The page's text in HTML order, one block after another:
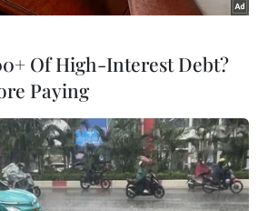
Jordan(FPT, VTV2)
(Vietnam+)
Of High-Interest Debt?
Paying